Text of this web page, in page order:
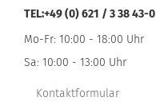
TEL:+49 (0) 621 / 3 38 43-0
Mo-Fr: 10:00 - 18:00 Uhr
Sa: 10:00 - 13:00 Uhr
Kontaktformular